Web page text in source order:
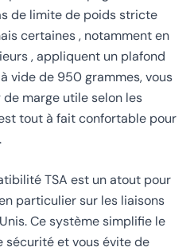
de limite de poids stricte
certaines , notamment en
, appliquent un plafond
vide de 950 grammes, vous
marge utile selon les
tout à fait confortable pour
TSA est un atout pour
particulier sur les liaisons
Ce système simplifie le
sécurité et vous évite de